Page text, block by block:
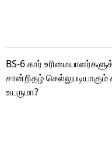
BS-6 கார்
சான்றிதழ்
உயருமா?